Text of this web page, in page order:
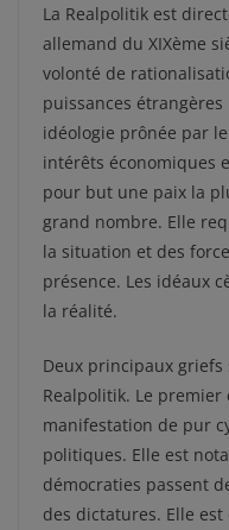
La Realpolitik est
allemand du XIXème
volonté de
puissances
idéologie prônée par
intérêts économiques
pour but une paix la
grand nombre. Elle
la situation et des
présence. Les idéaux
la réalité.
Deux principaux griefs
Realpolitik. Le
manifestation de pur
politiques. Elle est
démocraties passent
des dictatures. Elle est